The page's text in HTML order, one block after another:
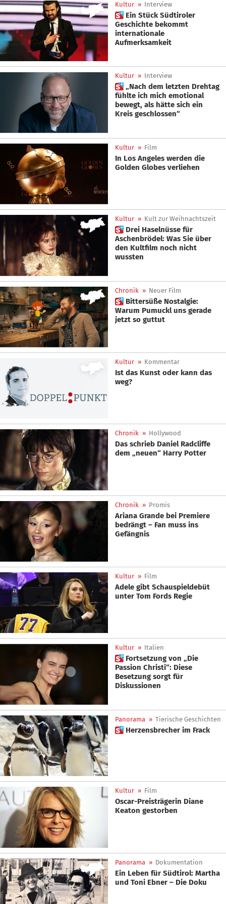
Kultur » Interview
 Ein Stück Südtiroler
Geschichte bekommt
internationale
Aufmerksamkeit
Kultur » Interview
 „Nach dem letzten Drehtag
fühlte ich mich emotional
bewegt, als hätte sich ein
Kreis geschlossen“
Kultur » Film
In Los Angeles werden die
Golden Globes verliehen
Kultur » Kult zur Weihnachtszeit
 Drei Haselnüsse für
Aschenbrödel: Was Sie über
den Kultfilm noch nicht
wussten
Chronik » Neuer Film
 Bittersüße Nostalgie:
Warum Pumuckl uns gerade
jetzt so guttut
Kultur » Kommentar
Ist das Kunst oder kann das
weg?
Chronik » Hollywood
Das schrieb Daniel Radcliffe
dem „neuen“ Harry Potter
Chronik » Promis
Ariana Grande bei Premiere
bedrängt – Fan muss ins
Gefängnis
Kultur » Film
Adele gibt Schauspieldebüt
unter Tom Fords Regie
Kultur » Italien
 Fortsetzung von „Die
Passion Christi“: Diese
Besetzung sorgt für
Diskussionen
Panorama » Tierische Geschichten
 Herzensbrecher im Frack
Kultur » Film
Oscar-Preisträgerin Diane
Keaton gestorben
Panorama » Dokumentation
Ein Leben für Südtirol: Martha
und Toni Ebner – Die Doku